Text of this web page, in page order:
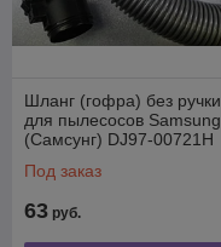
Шланг (гофра) без ручки
для пылесосов Samsung
(Самсунг) DJ97-00721H
Под заказ
63 руб.